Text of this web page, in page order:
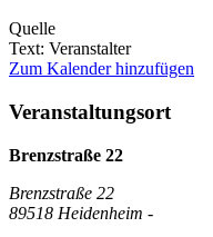
Quelle
Text: Veranstalter
Zum Kalender hinzufügen
Veranstaltungsort
Brenzstraße 22
Brenzstraße 22
89518 Heidenheim -